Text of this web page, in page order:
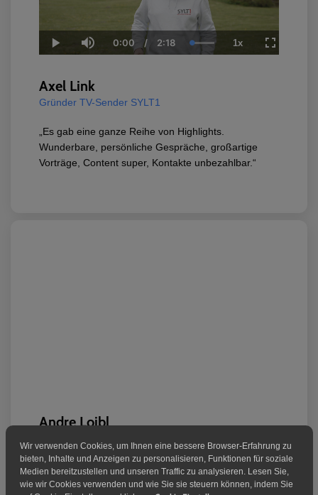
Play Mute
Current
Time
0:00 / Duration
2:18 Loaded:
100.00%
1xPlayback
Rate
Fullscreen
Axel Link
Gründer TV-Sender SYLT1
„Es gab eine ganze Reihe von Highlights.
Wunderbare, persönliche Gespräche, großartige
Vorträge, Content super, Kontakte unbezahlbar.“
Andre Loibl
„Die Strategien, die Ralf zeigt, funktionieren. Seine
Kunden liegen ihm am Herzen. Ralf interessiert sich
Wir verwenden Cookies, um Ihnen eine bessere Browser-Erfahrung zu
bieten, Inhalte und Anzeigen zu personalisieren, Funktionen für soziale
Medien bereitzustellen und unseren Traffic zu analysieren. Lesen Sie,
wie wir Cookies verwenden und wie Sie sie steuern können, indem Sie